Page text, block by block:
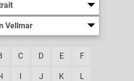
Vellmar
C D E F
J K L